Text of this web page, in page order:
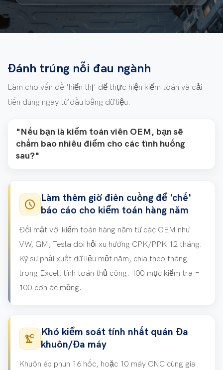
Đánh trúng nỗi đau ngành
Làm cho vấn đề 'hiển thị' để thực hiện kiểm toán và cải
tiến đúng ngay từ đầu bằng dữ liệu.
"Nếu bạn là kiểm toán viên OEM, bạn sẽ
chấm bao nhiêu điểm cho các tình huống
sau?"
schedule Làm thêm giờ điên cuồng để 'chế'
báo cáo cho kiểm toán hàng năm
Đối mặt với kiểm toán hàng năm từ các OEM như
VW, GM, Tesla đòi hỏi xu hướng CPK/PPK 12 tháng.
Kỹ sư phải xuất dữ liệu một năm, chia theo tháng
trong Excel, tính toán thủ công. 100 mục kiểm tra =
100 cơn ác mộng.
precision_manufacturing
Khó kiểm soát tính nhất quán Đa
khuôn/Đa máy
Khuôn ép phun 16 hốc, hoặc 10 máy CNC cùng gia